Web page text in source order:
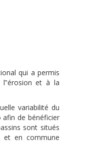
qui a permis
l‟érosion et à la
variabilité du
de bénéficier
sont situés
et en commune